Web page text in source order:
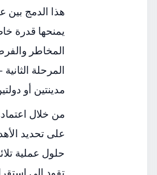
هذا الدمج بين
يمنحها قدرة
المخاطر
المرحلة
مدينتين أو
من خلال
على تحديد
حلول عملية